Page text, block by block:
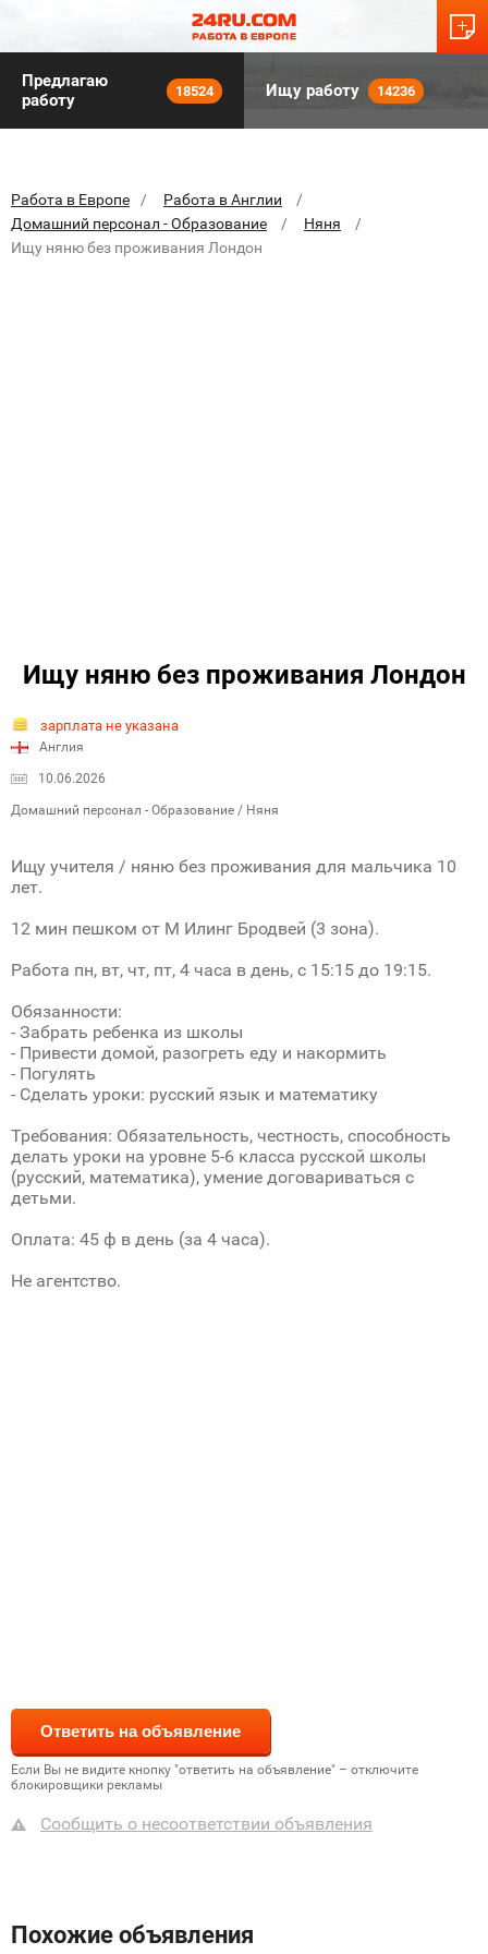
Предлагаю
работу
18524 Ищу работу 14236
Работа в Европе
Работа в Англии
Домашний персонал - Образование
Няня
Ищу няню без проживания Лондон
Ищу няню без проживания Лондон
зарплата не указана
Англия
10.06.2026
Домашний персонал - Образование / Няня
Ищу учителя / няню без проживания для мальчика 10
лет.
12 мин пешком от М Илинг Бродвей (3 зона).
Работа пн, вт, чт, пт, 4 часа в день, с 15:15 до 19:15.
Обязанности:
- Забрать ребенка из школы
- Привести домой, разогреть еду и накормить
- Погулять
- Сделать уроки: русский язык и математику
Требования: Обязательность, честность, способность
делать уроки на уровне 5-6 класса русской школы
(русский, математика), умение договариваться с
детьми.
Оплата: 45 ф в день (за 4 часа).
Не агентство.
Если Вы не видите кнопку "ответить на объявление" – отключите
блокировщики рекламы
Сообщить о несоответствии объявления
Похожие объявления